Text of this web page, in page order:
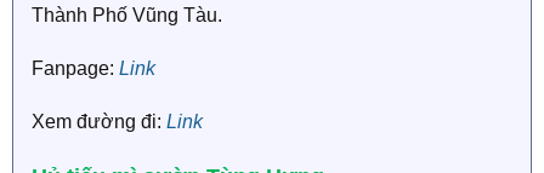
Thành Phố Vũng Tàu.
Fanpage: Link
Xem đường đi: Link